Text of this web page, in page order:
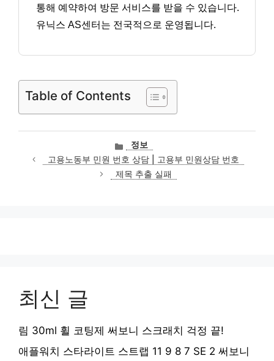
통해 예약하여 방문 서비스를 받을 수 있습니다.
유닉스 AS센터는 전국적으로 운영됩니다.
Table of Contents
카
테
고
리
정보
고용노동부 민원 번호 상담 | 고용부 민원상담 번호
제목 추출 실패
최신 글
림 30ml 휠 코팅제 써보니 스크래치 걱정 끝!
애플워치 스타라이트 스트랩 11 9 8 7 SE 2 써보니